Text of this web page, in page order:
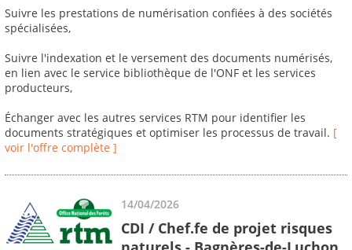
Suivre les prestations de numérisation confiées à des sociétés
spécialisées,
Suivre l'indexation et le versement des documents numérisés,
en lien avec le service bibliothèque de l'ONF et les services
producteurs,
Échanger avec les autres services RTM pour identifier les
documents stratégiques et optimiser les processus de travail. [
voir l'offre complète ]
14/04/2026
CDI / Chef.fe de projet risques